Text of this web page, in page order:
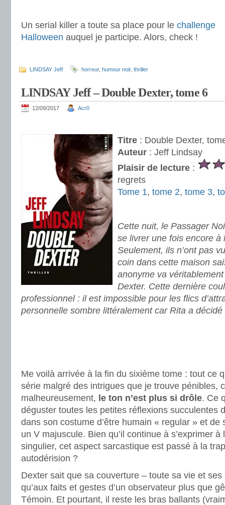
Un serial killer a toute sa place pour le challenge
Halloween auquel je participe. Alors, check !
LINDSAY Jeff horreur, humour noir, thriller
LINDSAY Jeff – Double Dexter, tome 6
12/09/2017 Acr0
Titre : Double Dexter,
Auteur : Jeff Lindsay
Plaisir de lecture :
regrets
Tome 1, tome 2, tome 3,
Cette nuit, le Passager
se livrer une fois encore à
Seulement, ils n’ont pas
coin dans cette maison
anonyme va
Dexter. Cette dernière
professionnel : il est impossible pour les flics
personnelle sombre littéralement car Rita a
Me voilà arrivée à la fin du sixième tome : tout ce
série malgré des intrigues que je trouve pénibles,
malheureusement, le ton n’est plus si drôle. Ce
déguster toutes les petites réflexions succulentes
dans son costume d’être humain « regular » et de
un V majuscule. Bien qu’il continue à s’exprimer
singulier, cet aspect sarcastique est passé à la
autodérision ?
Dexter sait que sa couverture – toute sa vie et
qu’aux faits et gestes d’un observateur plus que
Témoin. Et pourtant, il reste les bras ballants